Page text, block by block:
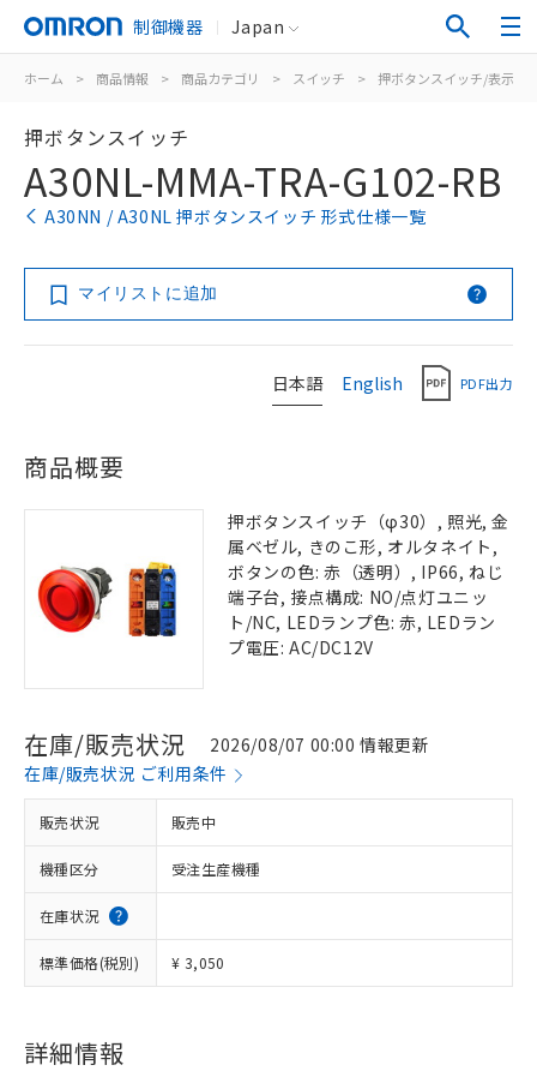
制御機器 Japan
ホーム > 商品情報 > 商品カテゴリ > スイッチ > 押ボタンスイッチ/表示灯
押ボタンスイッチ
A30NL-MMA-TRA-G102-RB
A30NN / A30NL 押ボタンスイッチ 形式仕様一覧
マイリストに追加
日本語 English PDF出力
商品概要
押ボタンスイッチ（φ30）, 照光, 金
属ベゼル, きのこ形, オルタネイト,
ボタンの色: 赤（透明）, IP66, ねじ
端子台, 接点構成: NO/点灯ユニッ
ト/NC, LEDランプ色: 赤, LEDラン
プ電圧: AC/DC12V
在庫/販売状況
2026/08/07 00:00 情報更新
在庫/販売状況 ご利用条件
販売状況 販売中
機種区分 受注生産機種
在庫状況
標準価格(税別) ¥ 3,050
詳細情報